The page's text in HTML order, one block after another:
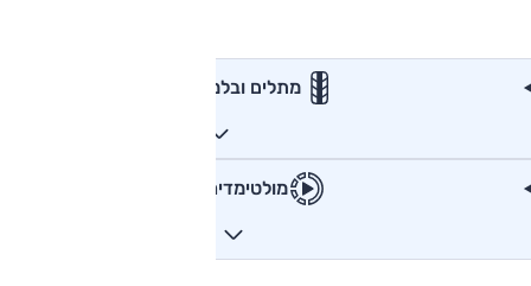
מתלים ובלמים
מולטימדיה